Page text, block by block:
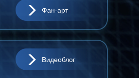
Фан-арт
Видеоблог